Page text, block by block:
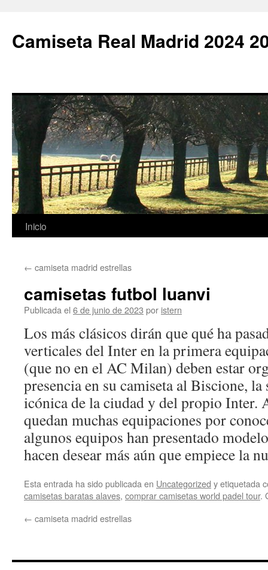
Camiseta Real Madrid 2024
Saltar
contenido
Inicio
← camiseta madrid estrellas
camisetas futbol luanvi
Publicada el 6 de junio de 2023 por istern
Los más clásicos dirán que qué ha
verticales del Inter en la primera
(que no en el AC Milan) deben estar
presencia en su camiseta al Biscione,
icónica de la ciudad y del propio Inter.
quedan muchas equipaciones por
algunos equipos han presentado
hacen desear más aún que empiece la
Esta entrada ha sido publicada en Uncategorized y etiquetada
camisetas baratas alaves, comprar camisetas world padel tour.
← camiseta madrid estrellas